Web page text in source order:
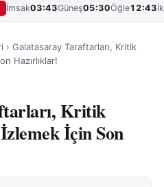
İmsak03:43Güneş05:30Öğle12:43
› Galatasaray Taraftarları, Kritik
Hazırlıklar!
Kritik
İçin Son